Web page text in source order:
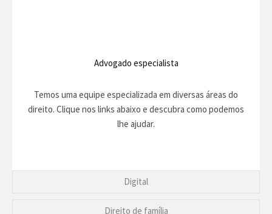
Advogado especialista
Temos uma equipe especializada em diversas áreas do
direito. Clique nos links abaixo e descubra como podemos
lhe ajudar.
Digital
Direito de família